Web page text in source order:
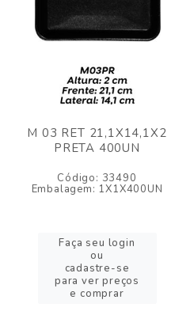
M 03 RET 21,1X14,1X2
PRETA 400UN
Código: 33490
Embalagem: 1X1X400UN
Faça seu login
ou
cadastre-se
para ver preços
e comprar